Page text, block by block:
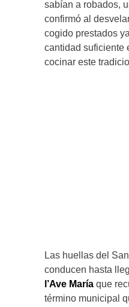
sabían a robados,
confirmó al
cogido prestados
cantidad suficiente
cocinar este
Las huellas del
conducen hasta
l’Ave María que
término municipal